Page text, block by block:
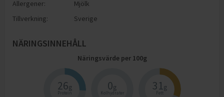
Allergener:
Mjölk
Tillverkning:
Sverige
NÄRINGSINNEHÅLL
Näringsvärde per 100g
26g
Protein
0g
Kolhydrater
31 g
Fett